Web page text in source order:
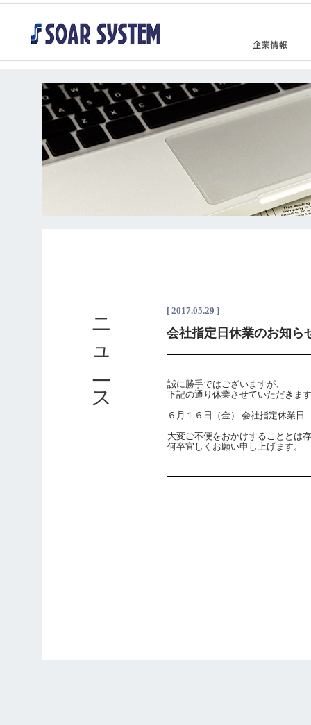
ニュース [ 2017.05.29 ]
会社指定日休業のお知ら
誠に勝手ではございますが、
下記の通り休業させていただきま
６月１６日（金） 会社指定休業日
大変ご不便をおかけすることとは
何卒宜しくお願い申し上げます。